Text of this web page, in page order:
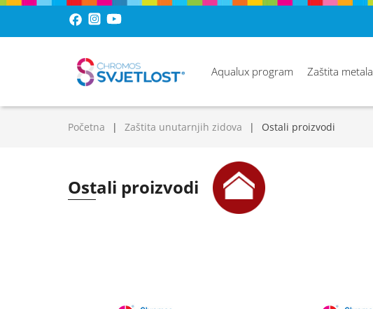
Aqualux program Zaštita metala
Početna Zaštita unutarnjih zidova Ostali proizvodi
Ostali proizvodi